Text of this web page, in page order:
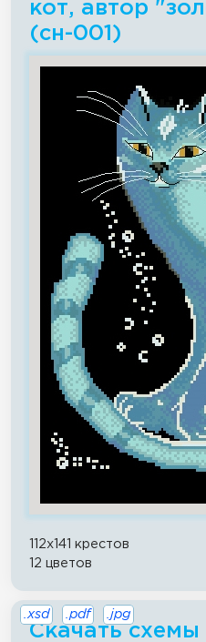
кот, автор
(сн-001)
112x141 крестов
12 цветов
Скачать
.xsd .pdf .jpg